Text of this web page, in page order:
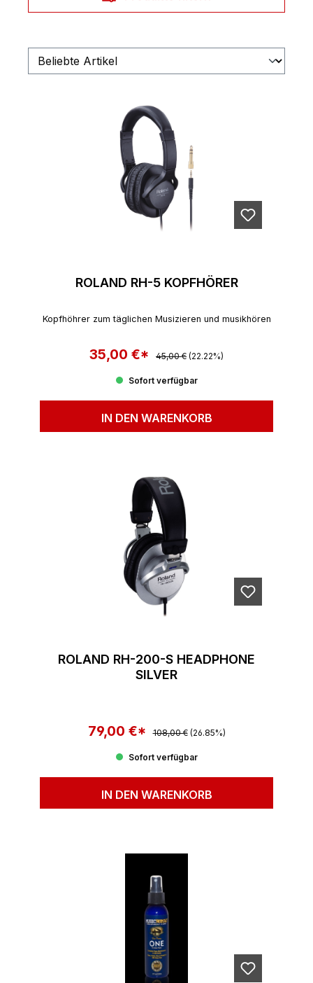
ROLAND RH-5 KOPFHÖRER
Kopfhöhrer zum täglichen Musizieren und musikhören
Verkaufspreis:
35,00 €* Regulärer Preis:
45,00 € (22.22%)
Sofort verfügbar
IN DEN WARENKORB
ROLAND RH-200-S HEADPHONE
SILVER
Verkaufspreis:
79,00 €* Regulärer Preis:
108,00 € (26.85%)
Sofort verfügbar
IN DEN WARENKORB